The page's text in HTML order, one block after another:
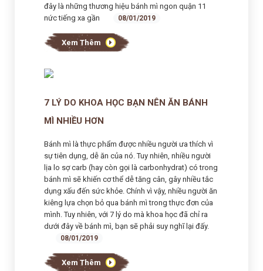
đây là những thương hiệu bánh mì ngon quận 11
nức tiếng xa gần
08/01/2019
Xem Thêm
7 LÝ DO KHOA HỌC BẠN NÊN ĂN BÁNH
MÌ NHIỀU HƠN
Bánh mì là thực phẩm được nhiều người ưa thích vì
sự tiên dụng, dễ ăn của nó. Tuy nhiên, nhiều người
lịa lo sợ carb (hay còn gọi là carbonhydrat) có trong
bánh mì sẽ khiến cơ thể dễ tăng cân, gây nhiều tắc
dụng xấu đến sức khỏe. Chính vì vậy, nhiều người ăn
kiêng lựa chọn bỏ qua bánh mì trong thực đơn của
mình. Tuy nhiên, với 7 lý do mà khoa học đã chỉ ra
dưới đây về bánh mì, bạn sẽ phải suy nghĩ lại đấy.
08/01/2019
Xem Thêm